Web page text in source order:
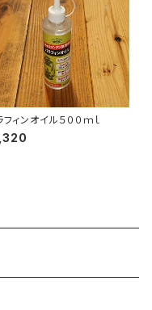
フィンオイル５００ｍｌ